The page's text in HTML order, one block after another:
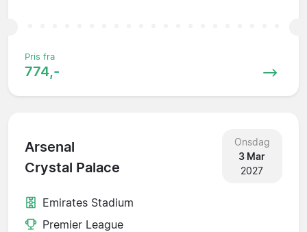
Pris fra
774,-
Arsenal
Crystal Palace
Onsdag
3 Mar
2027
Emirates Stadium
Premier League